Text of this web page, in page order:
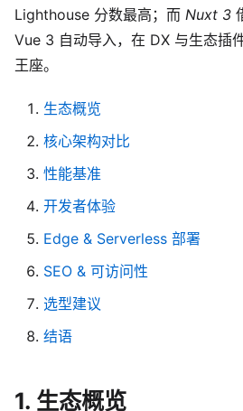
Lighthouse 分数最高；而 Nuxt 3
Vue 3 自动导入，在 DX 与生态插
王座。
生态概览
核心架构对比
性能基准
开发者体验
Edge & Serverless 部署
SEO & 可访问性
选型建议
结语
1. 生态概览